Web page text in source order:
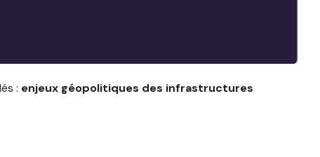
: enjeux géopolitiques des infrastructures